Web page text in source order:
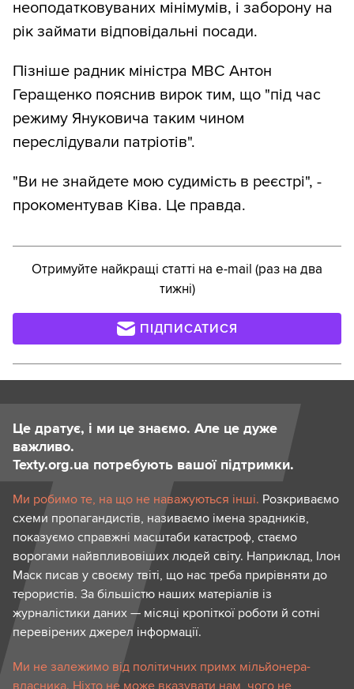
неоподатковуваних мінімумів, і заборону на
рік займати відповідальні посади.
Пізніше радник міністра МВС Антон
Геращенко пояснив вирок тим, що "під час
режиму Януковича таким чином
переслідували патріотів".
"Ви не знайдете мою судимість в реєстрі", -
прокоментував Ківа. Це правда.
Отримуйте найкращі статті на e-mail (раз на два
тижні)
ПІДПИСАТИСЯ
Це дратує, і ми це знаємо. Але це дуже
важливо.
Texty.org.ua потребують вашої підтримки.
Ми робимо те, на що не наважуються інші. Розкриваємо
схеми пропагандистів, називаємо імена зрадників,
показуємо справжні масштаби катастроф, стаємо
ворогами найвпливовіших людей світу. Наприклад, Ілон
Маск писав у своєму твіті, що нас треба прирівняти до
терористів. За більшістю наших матеріалів із
журналістики даних — місяці кропіткої роботи й сотні
перевірених джерел інформації.
Ми не залежимо від політичних примх мільйонера-